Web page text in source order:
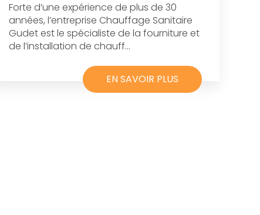
Forte d’une expérience de plus de 30
années, l’entreprise Chauffage Sanitaire
Gudet est le spécialiste de la fourniture et
de l’installation de chauff...
EN SAVOIR PLUS